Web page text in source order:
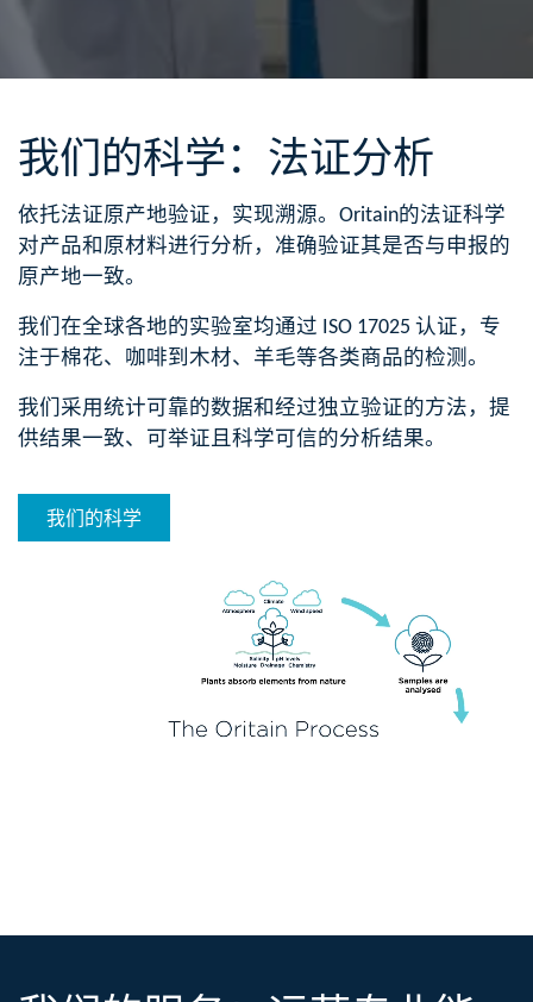
我们的科学： 法证分析
依托法证原产地验证，实现溯源。Oritain的法证科学
对产品和原材料进行分析，准确验证其是否与申报​的
原产地一致。
我们在全球各地的实验室均通过 ISO 17025 认证，专
注​于棉花、咖啡到木材、羊毛等各类商品的检测。
我们采用统计可靠​的数据和经过独立验证的方法，提
供结果一致、可举证且科学可信的​分析结果。
我们的科学